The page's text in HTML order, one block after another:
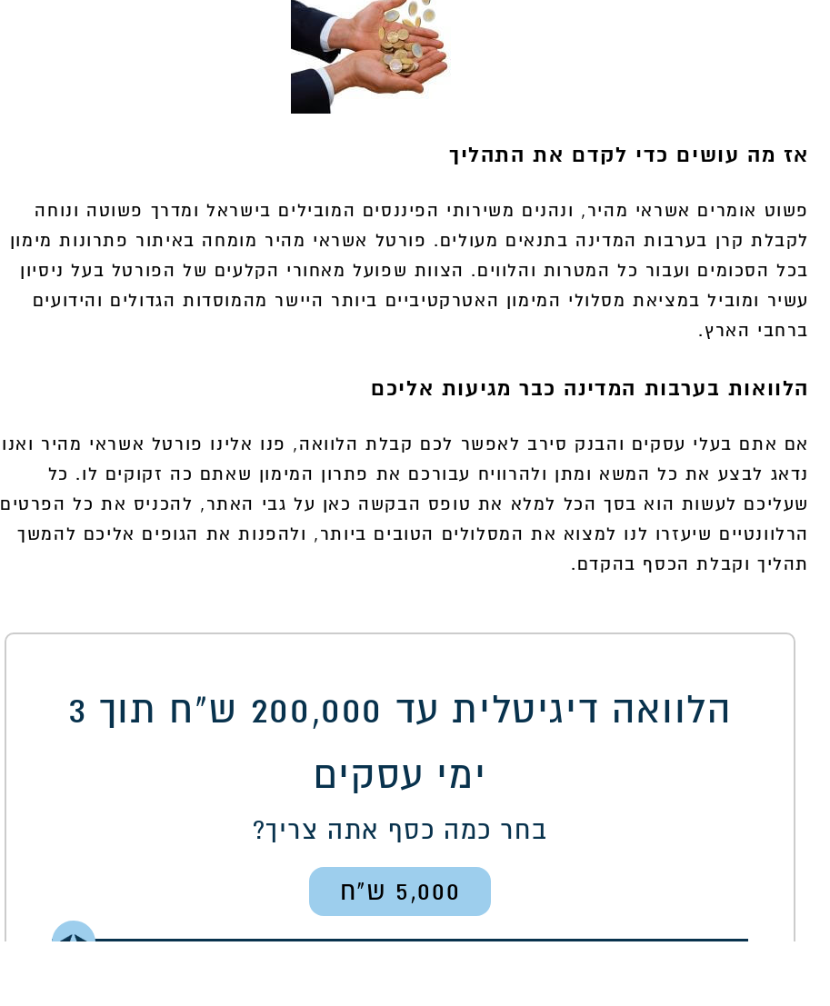
אז מה עושים כדי לקדם את התהליך
פשוט אומרים אשראי מהיר, ונהנים משירותי הפיננסים המובילים בישראל ומדרך פשוטה ונוחה
לקבלת קרן בערבות המדינה בתנאים מעולים. פורטל אשראי מהיר מומחה באיתור פתרונות מימון
בכל הסכומים ועבור כל המטרות והלווים. הצוות שפועל מאחורי הקלעים של הפורטל בעל ניסיון
עשיר ומוביל במציאת מסלולי המימון האטרקטיביים ביותר היישר מהמוסדות הגדולים והידועים
ברחבי הארץ.
הלוואות בערבות המדינה כבר מגיעות אליכם
אם אתם בעלי עסקים והבנק סירב לאפשר לכם קבלת הלוואה, פנו אלינו פורטל אשראי מהיר ואנו
נדאג לבצע את כל המשא ומתן ולהרוויח עבורכם את פתרון המימון שאתם כה זקוקים לו. כל
שעליכם לעשות הוא בסך הכל למלא את טופס הבקשה כאן על גבי האתר, להכניס את כל הפרטים
הרלוונטיים שיעזרו לנו למצוא את המסלולים הטובים ביותר, ולהפנות את הגופים אליכם להמשך
תהליך וקבלת הכסף בהקדם.
הלוואה דיגיטלית עד 200,000 ש"ח תוך 3
ימי עסקים
בחר כמה כסף אתה צריך?
5,000